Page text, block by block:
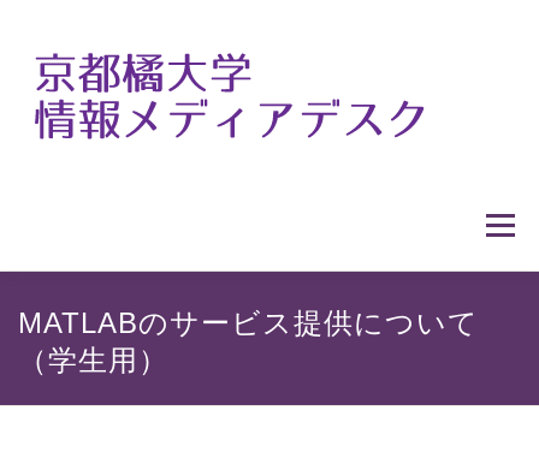
ッ
メニ
HOME 情報メディアデスクの概要
利用案内 提供サービス 各種マニュアル
MATLABのサービス提供について
（学生用）